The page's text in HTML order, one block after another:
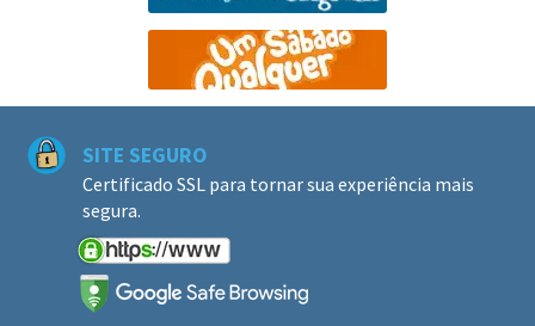
SITE SEGURO
Certificado SSL para tornar sua experiência mais
segura.